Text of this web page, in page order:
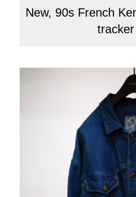
New, 90s French